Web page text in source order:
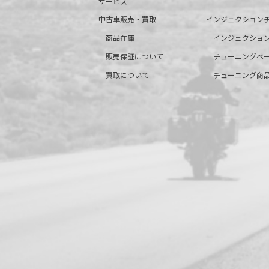
中古車販売・買取
商品在庫
販売保証について
買取について
インジェクション
インジェクショ
チューニングベ
チューニング商